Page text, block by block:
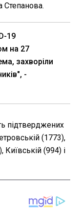
Степанова.
19
на 27
захворіли
-
підтверджених
(1773),
Київській (994) і